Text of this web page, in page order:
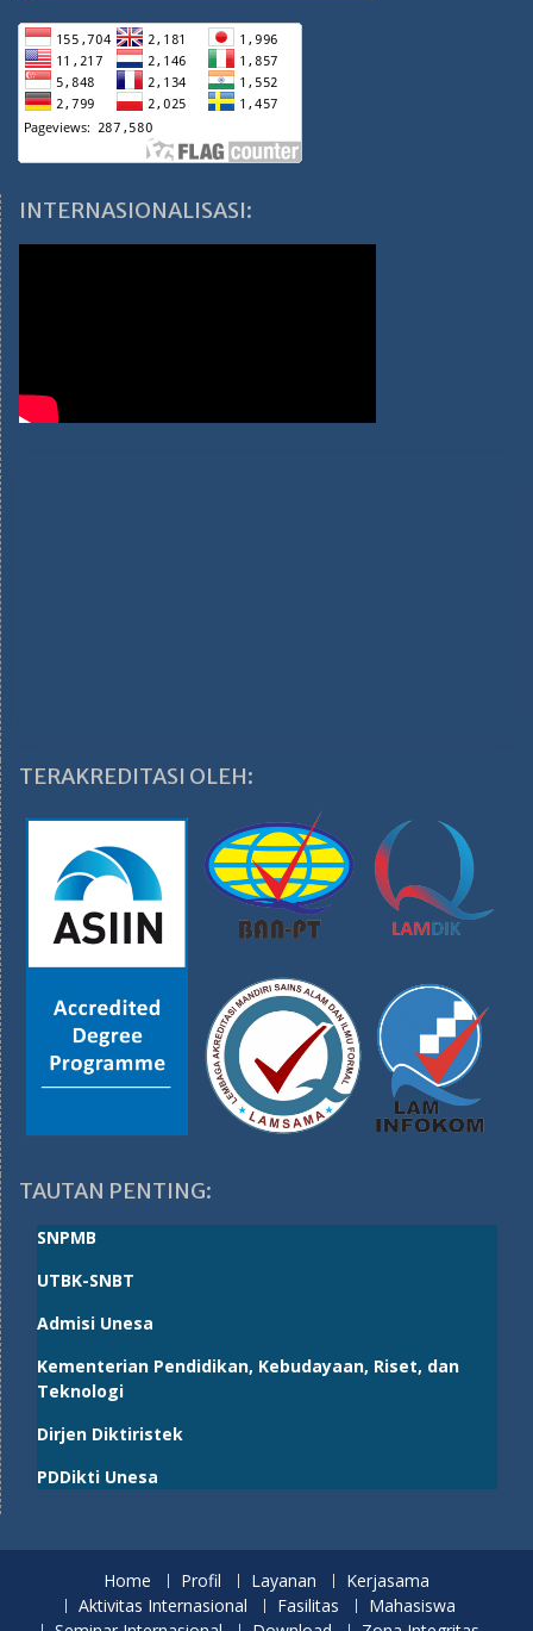
INTERNASIONALISASI:
TERAKREDITASI OLEH:
TAUTAN PENTING:
SNPMB
UTBK-SNBT
Admisi Unesa
Kementerian Pendidikan, Kebudayaan, Riset, dan
Teknologi
Dirjen Diktiristek
PDDikti Unesa
Home Profil Layanan
Kerjasama
Aktivitas Internasional
Fasilitas
Mahasiswa